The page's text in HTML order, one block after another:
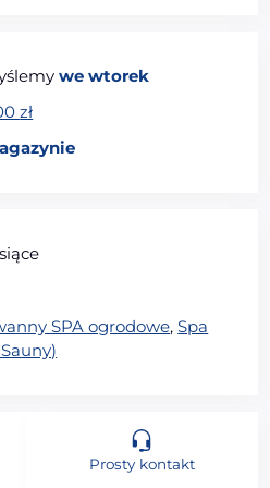
we wtorek
zł
SPA ogrodowe,Spa
Prosty kontakt